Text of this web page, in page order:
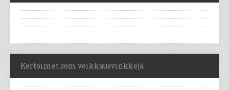
Kertoimet.com veikkausvinkkejä